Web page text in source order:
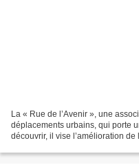
La « Rue de l’Avenir », une
déplacements urbains, qui porte
découvrir, il vise l’amélioration de